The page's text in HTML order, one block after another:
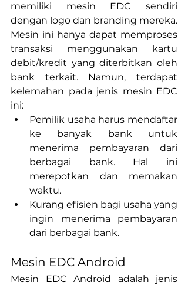
memiliki mesin EDC sendiri
dengan logo dan branding mereka.
Mesin ini hanya dapat memproses
transaksi menggunakan kartu
debit/kredit yang diterbitkan oleh
bank terkait. Namun, terdapat
kelemahan pada jenis mesin EDC
ini:
Pemilik usaha harus mendaftar
ke banyak bank untuk
menerima pembayaran dari
berbagai bank. Hal ini
merepotkan dan memakan
waktu.
Kurang efisien bagi usaha yang
ingin menerima pembayaran
dari berbagai bank.
Mesin EDC Android
Mesin EDC Android adalah jenis